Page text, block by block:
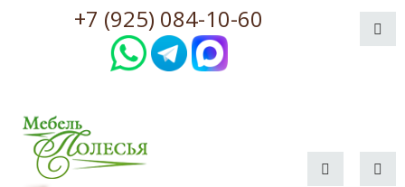
+7 (925) 084-10-60